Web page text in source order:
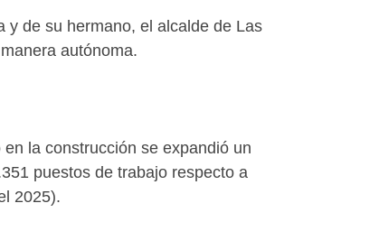
y de su hermano, el alcalde de Las
autónoma.
la construcción se expandió un
puestos de trabajo respecto a
2025).